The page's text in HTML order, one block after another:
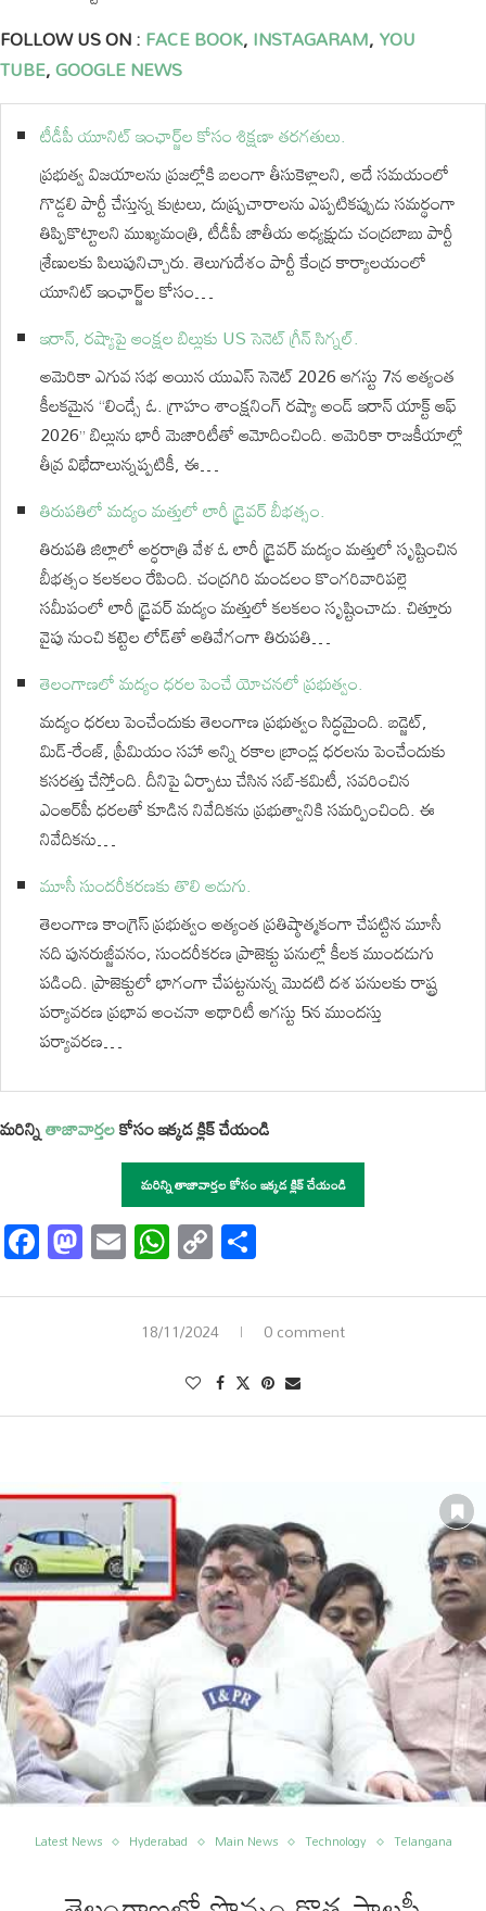
FOLLOW US ON :FACE BOOK,INSTAGARAM,YOU
TUBE,GOOGLE NEWS
టీడీపీ యూనిట్ ఇంఛార్జ్‌ల కోసం శిక్షణా తరగతులు.
ప్రభుత్వ విజయాలను ప్రజల్లోకి బలంగా తీసుకెళ్లాలని, అదే సమయంలో
గొడ్డలి పార్టీ చేస్తున్న కుట్రలు, దుష్ప్రచారాలను ఎప్పటికప్పుడు సమర్థంగా
తిప్పికొట్టాలని ముఖ్యమంత్రి, టీడీపీ జాతీయ అధ్యక్షుడు చంద్రబాబు పార్టీ
శ్రేణులకు పిలుపునిచ్చారు. తెలుగుదేశం పార్టీ కేంద్ర కార్యాలయంలో
యూనిట్ ఇంఛార్జ్‌ల కోసం…
ఇరాన్, రష్యాపై ఆంక్షల బిల్లుకు US సెనెట్ గ్రీన్ సిగ్నల్.
అమెరికా ఎగువ సభ అయిన యుఎస్ సెనెట్ 2026 ఆగస్టు 7న అత్యంత
కీలకమైన “లిండ్సే ఓ. గ్రాహం శాంక్షనింగ్ రష్యా అండ్ ఇరాన్ యాక్ట్ ఆఫ్
2026” బిల్లును భారీ మెజారిటీతో ఆమోదించింది. అమెరికా రాజకీయాల్లో
తీవ్ర విభేదాలున్నప్పటికీ, ఈ…
తిరుపతిలో మద్యం మత్తులో లారీ డ్రైవర్ బీభత్సం.
తిరుపతి జిల్లాలో అర్ధరాత్రి వేళ ఓ లారీ డ్రైవర్ మద్యం మత్తులో సృష్టించిన
బీభత్సం కలకలం రేపింది. చంద్రగిరి మండలం కొంగరివారిపల్లె
సమీపంలో లారీ డ్రైవర్ మద్యం మత్తులో కలకలం సృష్టించాడు. చిత్తూరు
వైపు నుంచి కట్టెల లోడ్‌తో అతివేగంగా తిరుపతి…
తెలంగాణలో మద్యం ధరల పెంచే యోచనలో ప్రభుత్వం.
మద్యం ధరలు పెంచేందుకు తెలంగాణ ప్రభుత్వం సిద్ధమైంది. బడ్జెట్,
మిడ్-రేంజ్, ప్రీమియం సహా అన్ని రకాల బ్రాండ్ల ధరలను పెంచేందుకు
కసరత్తు చేస్తోంది. దీనిపై ఏర్పాటు చేసిన సబ్-కమిటీ, సవరించిన
ఎంఆర్‌పీ ధరలతో కూడిన నివేదికను ప్రభుత్వానికి సమర్పించింది. ఈ
నివేదికను…
మూసీ సుందరీకరణకు తొలి అడుగు.
తెలంగాణ కాంగ్రెస్ ప్రభుత్వం అత్యంత ప్రతిష్ఠాత్మకంగా చేపట్టిన మూసీ
నది పునరుజ్జీవనం, సుందరీకరణ ప్రాజెక్టు పనుల్లో కీలక ముందడుగు
పడింది. ప్రాజెక్టులో భాగంగా చేపట్టనున్న మొదటి దశ పనులకు రాష్ట్ర
పర్యావరణ ప్రభావ అంచనా అథారిటీ ఆగస్టు 5న ముందస్తు
పర్యావరణ…
మరిన్నితాజావార్తలకోసం ఇక్కడ క్లిక్ చేయండి
మరిన్ని తాజావార్తల కోసం ఇక్కడ క్లిక్ చేయండి
Facebook
Mastodon
EmailWhatsApp
Copy
Link
18/11/2024 0 comment
Latest News Hyderabad Main News Technology Telangana